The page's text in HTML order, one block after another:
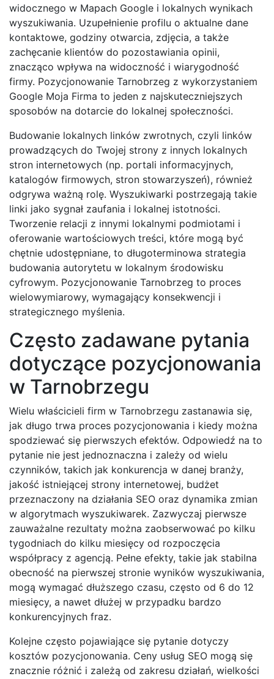
widocznego w Mapach Google i lokalnych wynikach
wyszukiwania. Uzupełnienie profilu o aktualne dane
kontaktowe, godziny otwarcia, zdjęcia, a także
zachęcanie klientów do pozostawiania opinii,
znacząco wpływa na widoczność i wiarygodność
firmy. Pozycjonowanie Tarnobrzeg z wykorzystaniem
Google Moja Firma to jeden z najskuteczniejszych
sposobów na dotarcie do lokalnej społeczności.
Budowanie lokalnych linków zwrotnych, czyli linków
prowadzących do Twojej strony z innych lokalnych
stron internetowych (np. portali informacyjnych,
katalogów firmowych, stron stowarzyszeń), również
odgrywa ważną rolę. Wyszukiwarki postrzegają takie
linki jako sygnał zaufania i lokalnej istotności.
Tworzenie relacji z innymi lokalnymi podmiotami i
oferowanie wartościowych treści, które mogą być
chętnie udostępniane, to długoterminowa strategia
budowania autorytetu w lokalnym środowisku
cyfrowym. Pozycjonowanie Tarnobrzeg to proces
wielowymiarowy, wymagający konsekwencji i
strategicznego myślenia.
Często zadawane pytania
dotyczące pozycjonowania
w Tarnobrzegu
Wielu właścicieli firm w Tarnobrzegu zastanawia się,
jak długo trwa proces pozycjonowania i kiedy można
spodziewać się pierwszych efektów. Odpowiedź na to
pytanie nie jest jednoznaczna i zależy od wielu
czynników, takich jak konkurencja w danej branży,
jakość istniejącej strony internetowej, budżet
przeznaczony na działania SEO oraz dynamika zmian
w algorytmach wyszukiwarek. Zazwyczaj pierwsze
zauważalne rezultaty można zaobserwować po kilku
tygodniach do kilku miesięcy od rozpoczęcia
współpracy z agencją. Pełne efekty, takie jak stabilna
obecność na pierwszej stronie wyników wyszukiwania,
mogą wymagać dłuższego czasu, często od 6 do 12
miesięcy, a nawet dłużej w przypadku bardzo
konkurencyjnych fraz.
Kolejne często pojawiające się pytanie dotyczy
kosztów pozycjonowania. Ceny usług SEO mogą się
znacznie różnić i zależą od zakresu działań, wielkości